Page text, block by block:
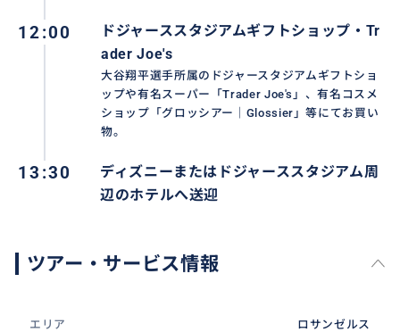
◼️送迎中にロサンゼルス情報をお話させて頂きます（飛
行機で寝れなくて疲れてる方は遠慮なく言ってくださ
い、静かに送迎させて頂きます！）
12:00
ドジャーススタジアムギフトショップ・Tr
ader Joe's
大谷翔平選手所属のドジャースタジアムギフトショ
ップや有名スーパー「Trader Joe's」、有名コスメ
ショップ「グロッシアー｜Glossier」等にてお買い
物。
13:30
ディズニーまたはドジャーススタジアム周
辺のホテルへ送迎
ツアー・サービス情報
エリア ロサンゼルス